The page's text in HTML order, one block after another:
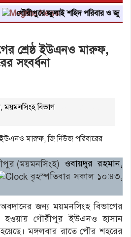
গৌরীপুরে জুলাই শহিদ পরিবার ও জুলাই
শ্রেষ্ঠ ইউএনও মারুফ,
সংবর্ধনা
,ময়মনসিংহ বিভাগ
ওবায়দুর রহমান,
বৃহস্পতিবার সকাল ১০:৪৩,
অবদানের জন্য ময়মনসিংহ বিভাগের
হওয়ায় গৌরীপুর ইউএনও হাসান
মঙ্গলবার রাতে পৌর শহরের